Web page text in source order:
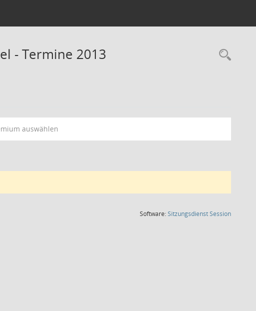
- Termine 2013
auswählen
Software:SitzungsdienstSession(Wird in